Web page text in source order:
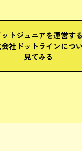
ットジュニアを運営する
社ドットラインにつ
見てみる